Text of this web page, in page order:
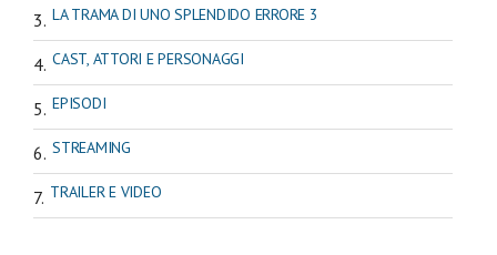
LA TRAMA DI UNO SPLENDIDO ERRORE 3
CAST, ATTORI E PERSONAGGI
EPISODI
STREAMING
TRAILER E VIDEO